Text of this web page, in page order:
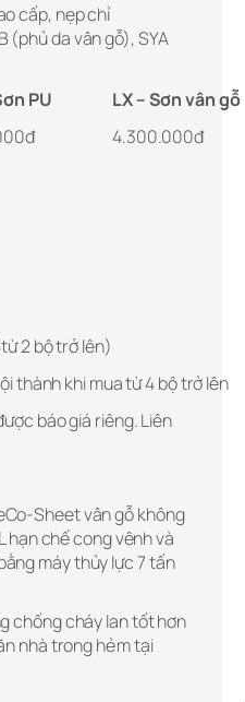
cấp, nẹp chỉ
(phủ da vân gỗ), SYA
PU LX – Sơn vân gỗ
4.300.000đ
2 bộ trở lên)
thành khi mua từ 4 bộ trở lên
báo giá riêng. Liên
Sheet vân gỗ không
hạn chế cong vênh và
máy thủy lực 7 tấn
chống cháy lan tốt hơn
nhà trong hẻm tại